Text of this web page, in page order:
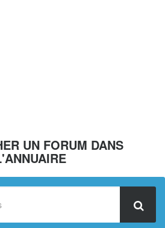
UN FORUM DANS